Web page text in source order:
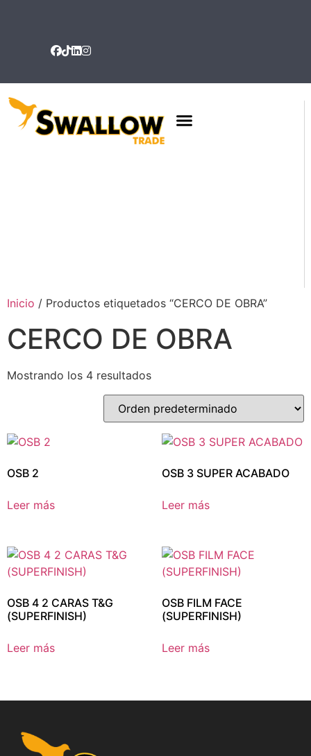
Inicio / Productos etiquetados “CERCO DE OBRA”
CERCO DE OBRA
Mostrando los 4 resultados
OSB 2
Leer más
OSB 3 SUPER ACABADO
Leer más
OSB 4 2 CARAS T&G
(SUPERFINISH)
Leer más
OSB FILM FACE
(SUPERFINISH)
Leer más